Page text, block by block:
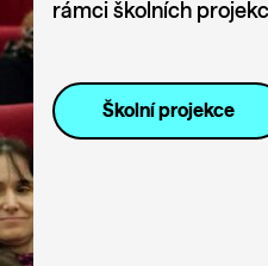
rámci školních
Školní projekce